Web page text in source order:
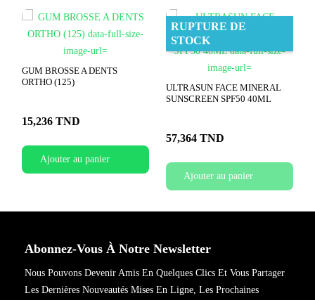
GUM BROSSE A DENTS
ORTHO (125)
15,236 TND
Ajouter au panier
RUPTURE DE
STOCK
ULTRASUN FACE MINERAL
SUNSCREEN SPF50 40ML
57,364 TND
Ajouter au panier
Abonnez-Vous À Notre Newsletter
Nous Pouvons Devenir Amis En Quelques Clics Et Vous Partager
Les Dernières Nouveautés Mises En Ligne, Les Prochaines